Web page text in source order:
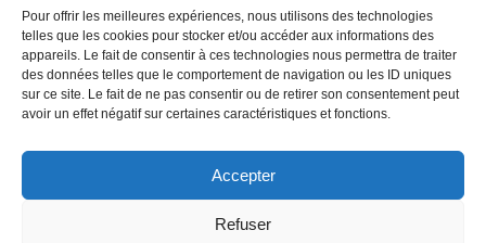
Pour offrir les meilleures expériences, nous utilisons des technologies
telles que les cookies pour stocker et/ou accéder aux informations des
appareils. Le fait de consentir à ces technologies nous permettra de traiter
des données telles que le comportement de navigation ou les ID uniques
sur ce site. Le fait de ne pas consentir ou de retirer son consentement peut
avoir un effet négatif sur certaines caractéristiques et fonctions.
Accepter
Refuser
Mais quel est donc ton secret cher Pascal, pour mener de front tant de
choses ? La dyslexie ?As-tu une machine bien huilée pour lire et faire
les commentaires de nos textes sur ton blog à ta place, sans compter
ceux des abonnés, et TOUT le reste ?"Peggy M"
En découvrant votre blog, j'ai découvert que je pouvais aller plus loin
dans mon style et surtout que je pouvais me lâcher. C'est un réel plaisir
intellectuel. Et ça, je vous le dois." Laurence N"